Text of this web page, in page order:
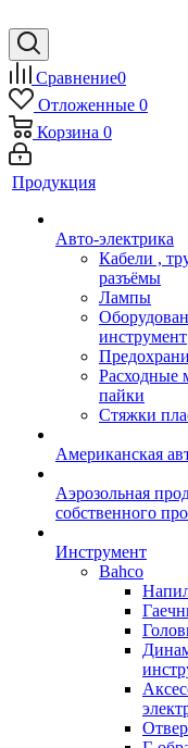
Сравнение0
Отложенные 0
Корзина 0
Продукция
Авто-электрика
Кабели ,
разъёмы
Лампы
инструмент
Расходные
пайки
Стяжки
Американская
Аэрозольная
собственного
Инструмент
Bahco